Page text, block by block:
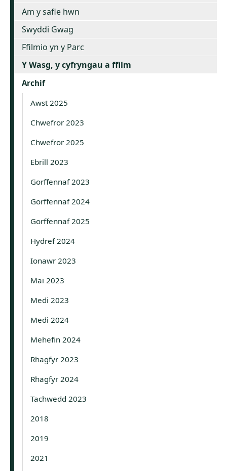
Am y safle hwn
Swyddi Gwag
Ffilmio yn y Parc
Y Wasg, y cyfryngau a ffilm
Archif
Awst 2025
Chwefror 2023
Chwefror 2025
Ebrill 2023
Gorffennaf 2023
Gorffennaf 2024
Gorffennaf 2025
Hydref 2024
Ionawr 2023
Mai 2023
Medi 2023
Medi 2024
Mehefin 2024
Rhagfyr 2023
Rhagfyr 2024
Tachwedd 2023
2018
2019
2021